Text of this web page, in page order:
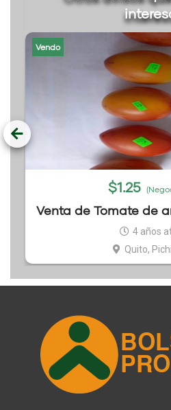
Vendo
$1.25
Venta de Tomate de
kg
4 años
Quito,